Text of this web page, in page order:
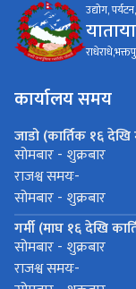
उद्योग,
कार्यालय समय
जाडो (कार्तिक १६
सोमबार - शुक्रबार
राजश्व समयः-
सोमबार - शुक्रबार
गर्मी (माघ १६ देखि
सोमबार - शुक्रबार
राजश्व समयः-